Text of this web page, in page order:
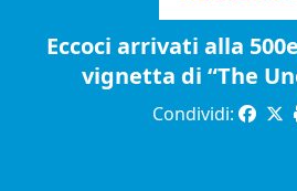
Eccoci arrivati alla
vignetta di “The
Condividi: